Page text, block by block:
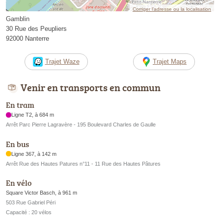
Corriger l’adresse ou la localisation
Gamblin
30 Rue des Peupliers
92000 Nanterre
Trajet Waze Trajet Maps
Venir en transports en commun
En tram
Ligne T2, à 684 m
Arrêt Parc Pierre Lagravère - 195 Boulevard Charles de Gaulle
En bus
Ligne 367, à 142 m
Arrêt Rue des Hautes Patures n°11 - 11 Rue des Hautes Pâtures
En vélo
Square Victor Basch, à 961 m
503 Rue Gabriel Péri
Capacité : 20 vélos